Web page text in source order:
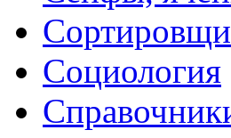
Социология